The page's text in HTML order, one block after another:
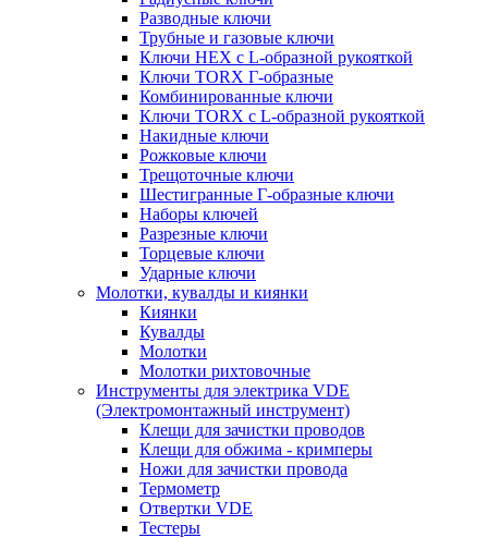
Разводные ключи
Трубные и газовые ключи
Ключи HEX с L-образной рукояткой
Ключи TORX Г-образные
Комбинированные ключи
Ключи TORX с L-образной рукояткой
Накидные ключи
Рожковые ключи
Трещоточные ключи
Шестигранные Г-образные ключи
Наборы ключей
Разрезные ключи
Торцевые ключи
Ударные ключи
Молотки, кувалды и киянки
Киянки
Кувалды
Молотки
Молотки рихтовочные
Инструменты для электрика VDE
(Электромонтажный инструмент)
Клещи для зачистки проводов
Клещи для обжима - кримперы
Ножи для зачистки провода
Термометр
Отвертки VDE
Тестеры